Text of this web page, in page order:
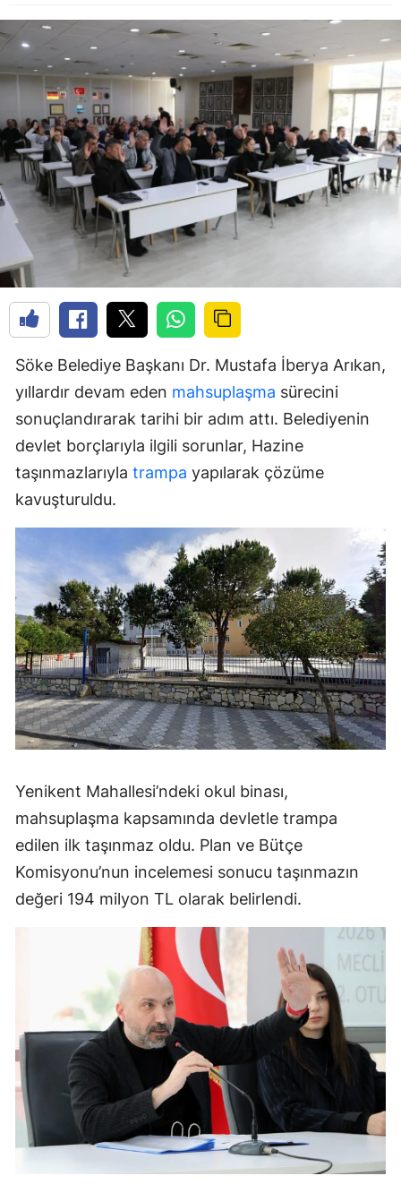
Söke Belediye Başkanı Dr. Mustafa İberya Arıkan,
yıllardır devam eden mahsuplaşma sürecini
sonuçlandırarak tarihi bir adım attı. Belediyenin
devlet borçlarıyla ilgili sorunlar, Hazine
taşınmazlarıyla trampa yapılarak çözüme
kavuşturuldu.
Yenikent Mahallesi’ndeki okul binası,
mahsuplaşma kapsamında devletle trampa
edilen ilk taşınmaz oldu. Plan ve Bütçe
Komisyonu’nun incelemesi sonucu taşınmazın
değeri 194 milyon TL olarak belirlendi.